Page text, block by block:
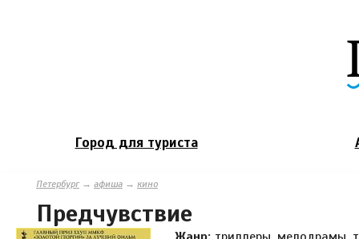
Город для туриста
Петербург→ афиша → кино
Предчувствие